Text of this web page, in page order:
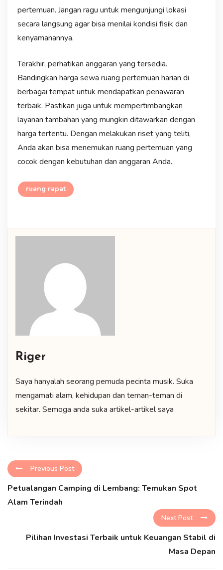
pertemuan. Jangan ragu untuk mengunjungi lokasi
secara langsung agar bisa menilai kondisi fisik dan
kenyamanannya.
Terakhir, perhatikan anggaran yang tersedia.
Bandingkan harga sewa ruang pertemuan harian di
berbagai tempat untuk mendapatkan penawaran
terbaik. Pastikan juga untuk mempertimbangkan
layanan tambahan yang mungkin ditawarkan dengan
harga tertentu. Dengan melakukan riset yang teliti,
Anda akan bisa menemukan ruang pertemuan yang
cocok dengan kebutuhan dan anggaran Anda.
ruang rapat
Riger
Saya hanyalah seorang pemuda pecinta musik. Suka
mengamati alam, kehidupan dan teman-teman di
sekitar. Semoga anda suka artikel-artikel saya
Previous Post
Petualangan Camping di Lembang: Temukan Spot
Alam Terindah
Next Post
Pilihan Investasi Terbaik untuk Keuangan Stabil di
Masa Depan